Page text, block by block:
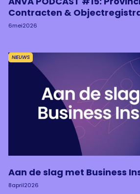
Contracten &
6mei2026
NIEUWS
Aan de slag met Business
8april2026